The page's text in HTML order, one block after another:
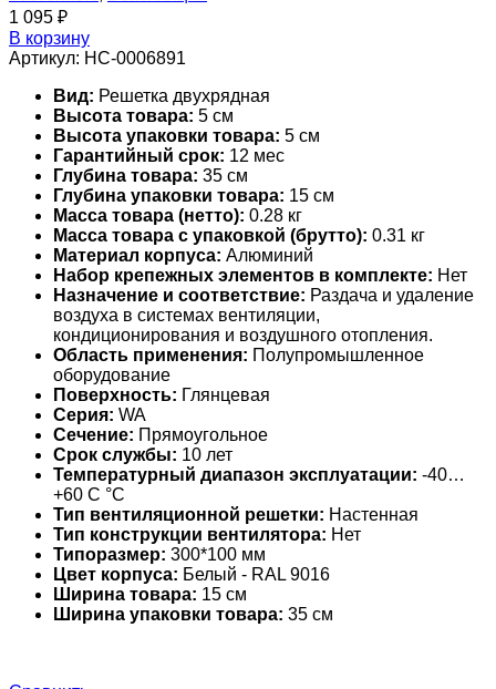
1 095 ₽
В корзину
Артикул: НС-0006891
Вид: Решетка двухрядная
Высота товара: 5 см
Высота упаковки товара: 5 см
Гарантийный срок: 12 мес
Глубина товара: 35 см
Глубина упаковки товара: 15 см
Масса товара (нетто): 0.28 кг
Масса товара с упаковкой (брутто): 0.31 кг
Материал корпуса: Алюминий
Набор крепежных элементов в комплекте: Нет
Назначение и соответствие: Раздача и удаление
воздуха в системах вентиляции,
кондиционирования и воздушного отопления.
Область применения: Полупромышленное
оборудование
Поверхность: Глянцевая
Серия: WA
Сечение: Прямоугольное
Срок службы: 10 лет
Температурный диапазон эксплуатации: -40…
+60 С °С
Тип вентиляционной решетки: Настенная
Тип конструкции вентилятора: Нет
Типоразмер: 300*100 мм
Цвет корпуса: Белый - RAL 9016
Ширина товара: 15 см
Ширина упаковки товара: 35 см